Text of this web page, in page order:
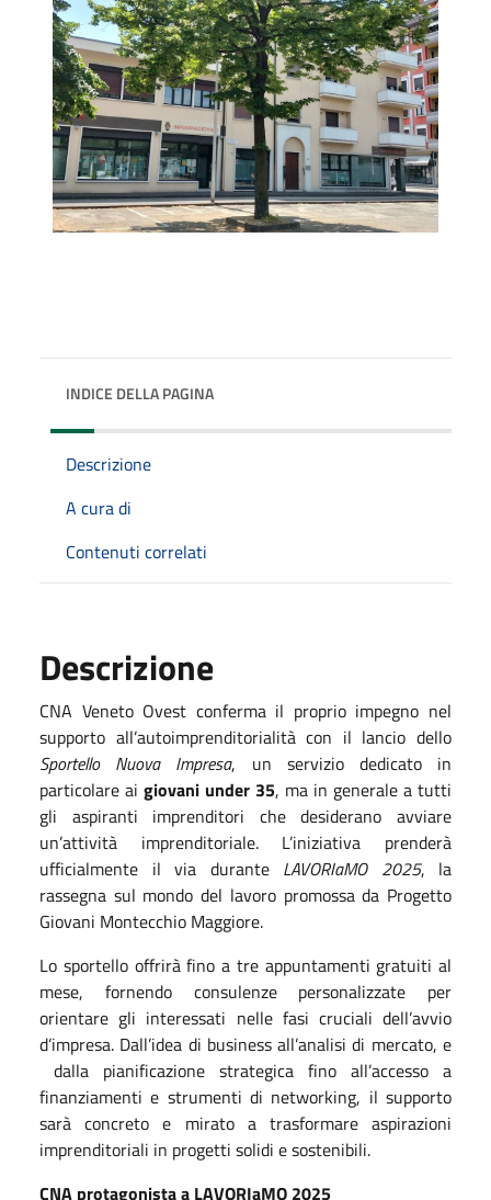
INDICE DELLA PAGINA
Descrizione
A cura di
Contenuti correlati
Descrizione
CNA Veneto Ovest conferma il proprio impegno nel
supporto all’autoimprenditorialità con il lancio dello
Sportello Nuova Impresa, un servizio dedicato in
particolare ai giovani under 35, ma in generale a tutti
gli aspiranti imprenditori che desiderano avviare
un’attività imprenditoriale. L’iniziativa prenderà
ufficialmente il via durante LAVORIaMO 2025, la
rassegna sul mondo del lavoro promossa da Progetto
Giovani Montecchio Maggiore.
Lo sportello offrirà fino a tre appuntamenti gratuiti al
mese, fornendo consulenze personalizzate per
orientare gli interessati nelle fasi cruciali dell’avvio
d’impresa. Dall’idea di business all’analisi di mercato, e
dalla pianificazione strategica fino all’accesso a
finanziamenti e strumenti di networking, il supporto
sarà concreto e mirato a trasformare aspirazioni
imprenditoriali in progetti solidi e sostenibili.
CNA protagonista a LAVORIaMO 2025